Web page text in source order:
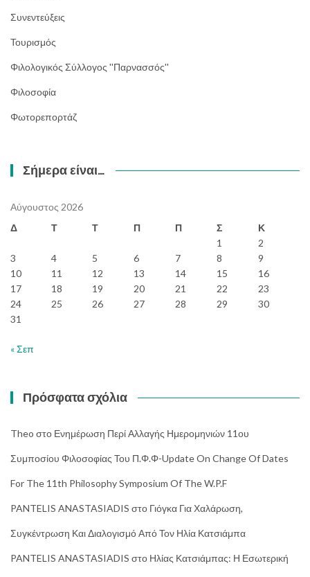
Συνεντεύξεις
Τουρισμός
Φιλολογικός Σύλλογος ''Παρνασσός''
Φιλοσοφία
Φωτορεπορτάζ
Σήμερα είναι…
Αύγουστος 2026
Δ
Τ Τ Π Π Σ
Κ
1
2
3
4 5 6 7 8
9
10
11 12 13 14 15
16
17
18 19 20 21 22
23
24
25 26 27 28 29
30
31
« Σεπ
Πρόσφατα σχόλια
Theo στο Ενημέρωση Περί Αλλαγής Ημερομηνιών 11ου
Συμποσίου Φιλοσοφίας Του Π.Φ.Φ-Update On Change Of Dates
For The 11th Philosophy Symposium Of The W.P.F
PANTELIS ANASTASIADIS στο Γιόγκα Για Χαλάρωση,
Συγκέντρωση Και Διαλογισμό Από Τον Ηλία Κατσιάμπα
PANTELIS ANASTASIADIS στο Ηλίας Κατσιάμπας: Η Εσωτερική